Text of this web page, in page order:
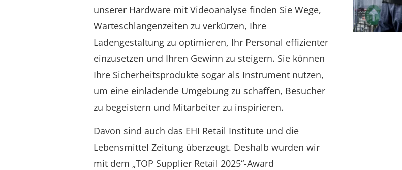
unserer Hardware mit Videoanalyse finden Sie Wege,
Warteschlangenzeiten zu verkürzen, Ihre
Ladengestaltung zu optimieren, Ihr Personal effizienter
einzusetzen und Ihren Gewinn zu steigern. Sie können
Ihre Sicherheitsprodukte sogar als Instrument nutzen,
um eine einladende Umgebung zu schaffen, Besucher
zu begeistern und Mitarbeiter zu inspirieren.
Davon sind auch das EHI Retail Institute und die
Lebensmittel Zeitung überzeugt. Deshalb wurden wir
mit dem „TOP Supplier Retail 2025“-Award